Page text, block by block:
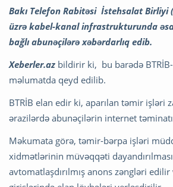
Bakı Telefon Rabitəsi İstehsalat Birliyi
üzrə kabel-kanal infrastrukturunda
bağlı abunəçilərə xəbərdarlıq edib.
Xeberler.az bildirir ki, bu barədə BTRİB-
məlumatda qeyd edilib.
BTRİB elan edir ki, aparılan təmir işləri
ərazilərdə abunəçilərin internet
Məkumata görə, təmir-bərpa işləri
xidmətlərinin müvəqqəti
avtomatlaşdırılmış anons zəngləri